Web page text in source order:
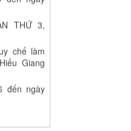
THỨ 3,
chế làm
Giang
đến ngày